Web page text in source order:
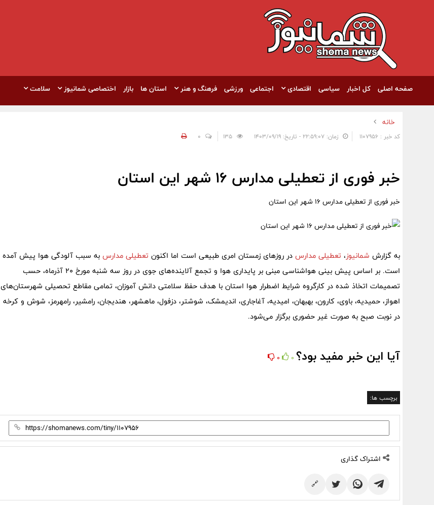
صفحه اصلی کل اخبار سیاسی اقتصادی اجتماعی ورزشی فرهنگ و هنر استان ها بازار اختصاصی شمانیوز سلامت
خانه
کد خبر : 1107956 زمان: ۲۲:۵۹:۰۷ - تاریخ: ۱۴۰۳/۰۹/۱۹ 0
خبر فوری از تعطیلی مدارس ۱۶ شهر این استان
خبر فوری از تعطیلی مدارس ۱۶ شهر این استان
به گزارش شمانیوز، تعطیلی مدارس در روزهای زمستان امری طبیعی است اما اکنون تعطیلی مدارس به سبب آلودگی هوا پیش آمده
است. بر اساس پیش بینی هواشناسی مبنی بر پایداری هوا و تجمع آلاینده‌های جوی در روز سه شنبه مورخ ۲۰ آذرماه، حسب
تصمیمات اتخاذ شده در کارگروه شرایط اضطرار هوا استان با هدف حفظ سلامتی دانش آموزان، تمامی مقاطع تحصیلی شهرستان‌های
اهواز، حمیدیه، باوی، کارون، بهبهان، امیدیه، آغاجاری، اندیمشک، شوشتر، دزفول، ماهشهر، هندیجان، رامشیر، رامهرمز، شوش و کرخه
در نوبت صبح به صورت غیر حضوری برگزار می‌شود.
آیا این خبر مفید بود؟ 0
0
برچسب ها:
اشتراک گذاری
🔗